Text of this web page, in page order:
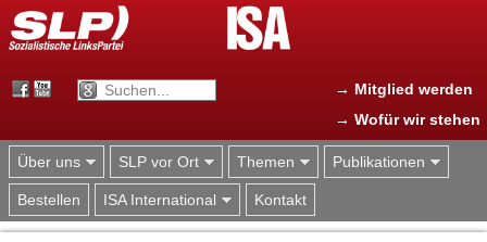
Jump to navigation
→ Mitglied werden
→ Wofür wir stehen
Über uns SLP vor Ort Themen Publikationen
Bestellen ISA International Kontakt